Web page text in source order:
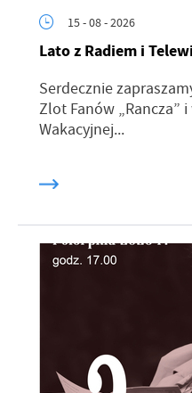
15 - 08 - 2026
Lato z Radiem i
Serdecznie
Zlot Fanów „Rancza”
Wakacyjnej...